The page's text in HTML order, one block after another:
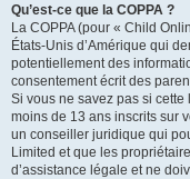
Qu’est-ce que la COPPA ?
La COPPA (pour « Child
États-Unis d’Amérique qui
potentiellement des
consentement écrit des
Si vous ne savez pas si
moins de 13 ans inscrits sur
un conseiller juridique qui
Limited et que les
d’assistance légale et ne